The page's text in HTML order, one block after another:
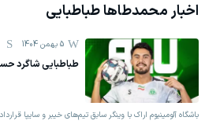
اخبارمحمدطاها طباطبایی
5 بهمن 1404
طباطبایی شاگرد
باشگاه آلومینیوم اراک با وینگر سابق تیم‌های خیبر و سایپا